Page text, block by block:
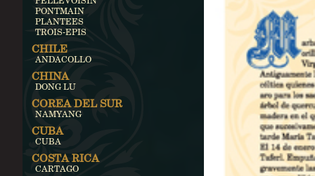
PONTMAIN
PLANTEES
TROIS-EPIS
CHILE
ANDACOLLO
CHINA
DONG LU
COREA DEL SUR
NAMYANG
CUBA
CUBA
COSTA RICA
CARTAGO